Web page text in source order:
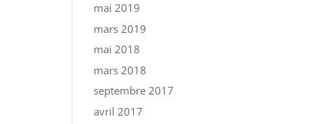
mai 2019
mars 2019
mai 2018
mars 2018
septembre 2017
avril 2017